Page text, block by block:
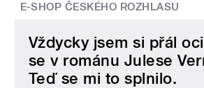
E-SHOP ČESKÉHO ROZHLASU
Vždycky jsem si přál
se v románu Julese
Teď se mi to splnilo.